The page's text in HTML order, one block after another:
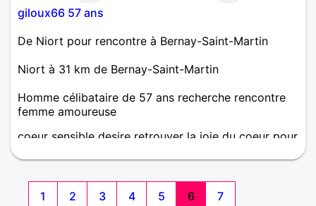
giloux66 57 ans
De Niort pour rencontre à Bernay-Saint-Martin
Niort à 31 km de Bernay-Saint-Martin
Homme célibataire de 57 ans recherche rencontre
femme amoureuse
coeur sensible desire retrouver la joie du coeur pour
1 2 3 4 5 6 7